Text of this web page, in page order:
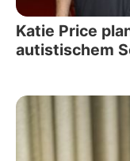
Katie Price
autistischem